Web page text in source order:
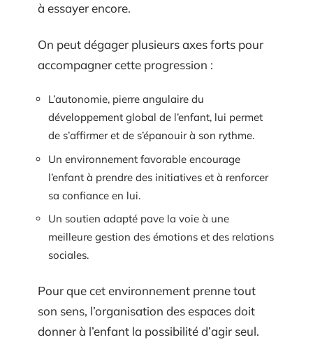
à essayer encore.
On peut dégager plusieurs axes forts pour
accompagner cette progression :
L’autonomie, pierre angulaire du
développement global de l’enfant, lui permet
de s’affirmer et de s’épanouir à son rythme.
Un environnement favorable encourage
l’enfant à prendre des initiatives et à renforcer
sa confiance en lui.
Un soutien adapté pave la voie à une
meilleure gestion des émotions et des relations
sociales.
Pour que cet environnement prenne tout
son sens, l’organisation des espaces doit
donner à l’enfant la possibilité d’agir seul.